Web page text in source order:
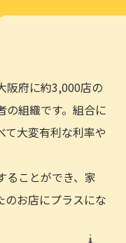
阪府に約3,000店の
の組織です。組合に
て大変有利な利率や
ることができ、家
のお店にプラスにな